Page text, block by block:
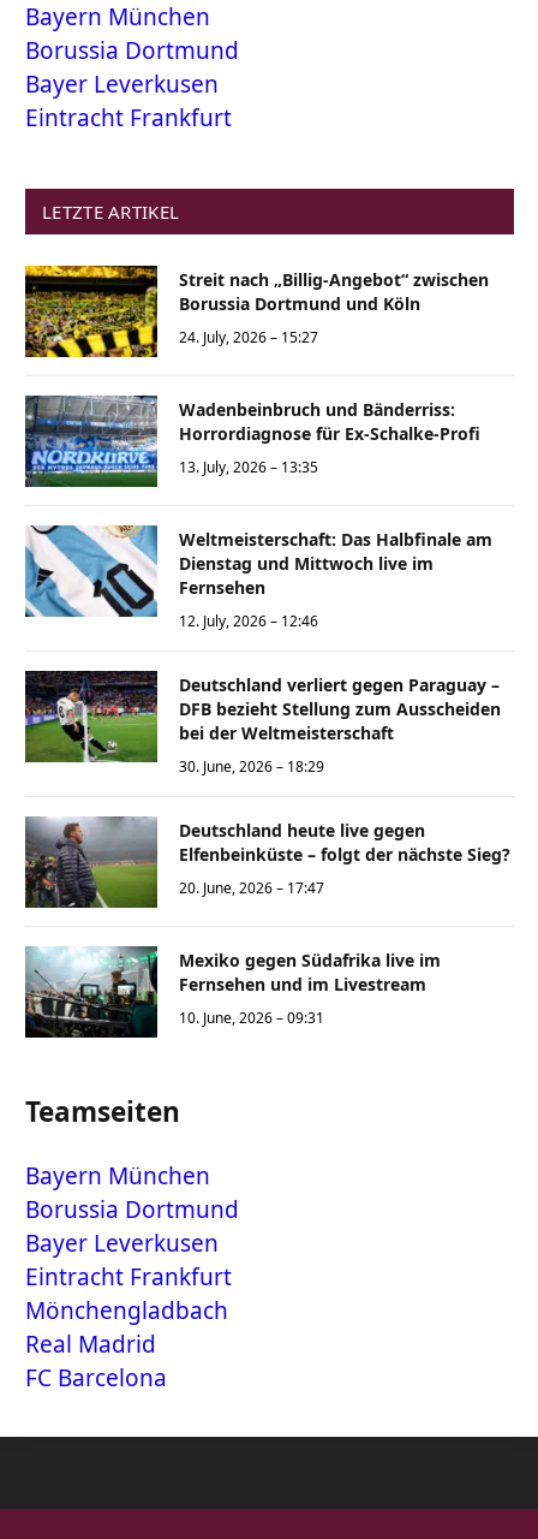
Bayern München
Borussia Dortmund
Bayer Leverkusen
Eintracht Frankfurt
LETZTE ARTIKEL
Streit nach „Billig-Angebot“ zwischen
Borussia Dortmund und Köln
24. July, 2026 – 15:27
Wadenbeinbruch und Bänderriss:
Horrordiagnose für Ex-Schalke-Profi
13. July, 2026 – 13:35
Weltmeisterschaft: Das Halbfinale am
Dienstag und Mittwoch live im
Fernsehen
12. July, 2026 – 12:46
Deutschland verliert gegen Paraguay –
DFB bezieht Stellung zum Ausscheiden
bei der Weltmeisterschaft
30. June, 2026 – 18:29
Deutschland heute live gegen
Elfenbeinküste – folgt der nächste Sieg?
20. June, 2026 – 17:47
Mexiko gegen Südafrika live im
Fernsehen und im Livestream
10. June, 2026 – 09:31
Teamseiten
Bayern München
Borussia Dortmund
Bayer Leverkusen
Eintracht Frankfurt
Mönchengladbach
Real Madrid
FC Barcelona